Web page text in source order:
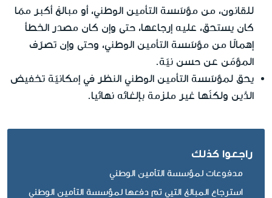
للقانون، من مؤسّسة التأمين الوطني، أو مبالغ أكبر ممّا
كان يستحق، عليه إرجاعها، حتى وإن كان مصدر الخطأ
إهمالًا من مؤسّسة التأمين الوطني، وحتى وإن تصرّف
المؤمّن عن حسن نيّة.
يحق لمؤسّسة التأمين الوطني النظر في إمكانيّة تخفيض
الدَّين ولكنّها غير ملزمة بإلغائه نهائيا.
راجعوا كذلك
مدفوعات لمؤسسة التأمين الوطني
استرجاع المبالغ التيي تم دفعها لمؤسسة التأمين الوطني